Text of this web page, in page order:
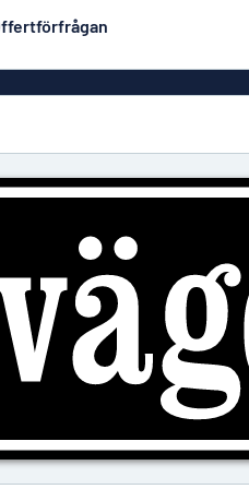
Rollups
Rostfria skyltar
Solid PET
Taktila skyltar
Träskyltar
Vinyltexter
Konturskurna skyltar
Aluminiumskyltar i
emaljstil